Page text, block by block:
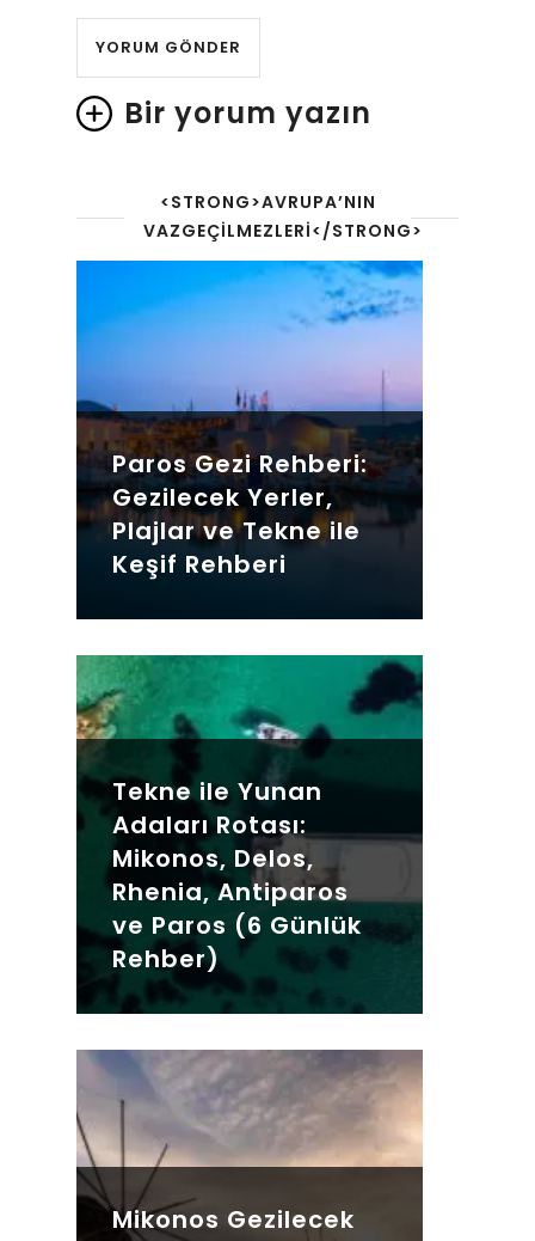
Bir yorum yazın
<STRONG>AVRUPA’NIN
VAZGEÇILMEZLERI</STRONG>
Paros Gezi Rehberi:
Gezilecek Yerler,
Plajlar ve Tekne ile
Keşif Rehberi
Tekne ile Yunan
Adaları Rotası:
Mikonos, Delos,
Rhenia, Antiparos
ve Paros (6 Günlük
Rehber)
Mikonos Gezilecek